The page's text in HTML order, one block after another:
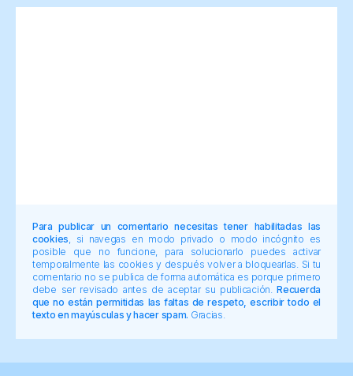
Para publicar un comentario necesitas tener habilitadas las
cookies , si navegas en modo privado o modo incógnito es
posible que no funcione, para solucionarlo puedes activar
temporalmente las cookies y después volver a bloquearlas. Si tu
comentario no se publica de forma automática es porque primero
debe ser revisado antes de aceptar su publicación.Recuerda
que no están permitidas las faltas de respeto, escribir todo el
texto en mayúsculas y hacer spam. Gracias.